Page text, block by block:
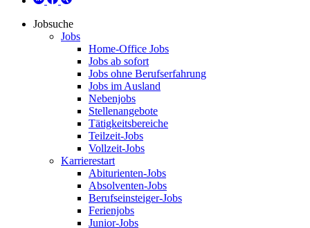
Jobsuche
Jobs
Home-Office Jobs
Jobs ab sofort
Jobs ohne Berufserfahrung
Jobs im Ausland
Nebenjobs
Stellenangebote
Tätigkeitsbereiche
Teilzeit-Jobs
Vollzeit-Jobs
Karrierestart
Abiturienten-Jobs
Absolventen-Jobs
Berufseinsteiger-Jobs
Ferienjobs
Junior-Jobs